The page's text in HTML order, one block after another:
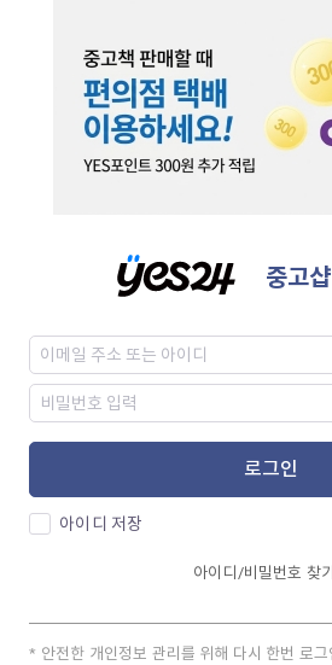
중고
로그인
아이디 저장
아이디/비밀번호 찾기
안전한 개인정보 관리를 위해 다시 한번 로